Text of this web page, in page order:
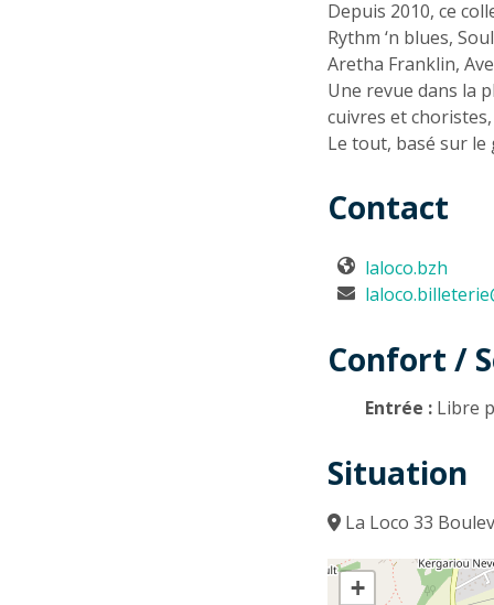
Depuis 2010, ce
Rythm ‘n blues,
Aretha Franklin,
Une revue dans la
cuivres et
Le tout, basé sur le
Contact
laloco.bzh
Confort /
Entrée : Libre
Situation
La Loco 33
+